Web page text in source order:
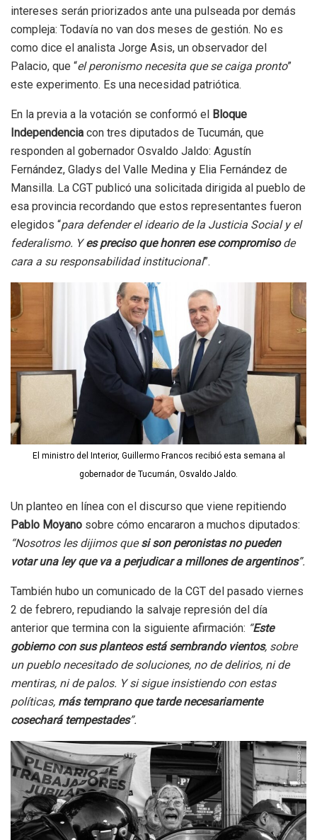
intereses serán priorizados ante una pulseada por demás
compleja: Todavía no van dos meses de gestión. No es
como dice el analista Jorge Asis, un observador del
Palacio, que “el peronismo necesita que se caiga pronto”
este experimento. Es una necesidad patriótica.
En la previa a la votación se conformó el Bloque
Independencia con tres diputados de Tucumán, que
responden al gobernador Osvaldo Jaldo: Agustín
Fernández, Gladys del Valle Medina y Elia Fernández de
Mansilla. La CGT publicó una solicitada dirigida al pueblo de
esa provincia recordando que estos representantes fueron
elegidos “para defender el ideario de la Justicia Social y el
federalismo. Yes preciso que honren ese compromisode
cara a su responsabilidad institucional”.
El ministro del Interior, Guillermo Francos recibió esta semana al
gobernador de Tucumán, Osvaldo Jaldo.
Un planteo en línea con el discurso que viene repitiendo
Pablo Moyano sobre cómo encararon a muchos diputados:
“Nosotros les dijimos quesi son peronistas no pueden
votar una ley que va a perjudicar a millones de argentinos”.
También hubo un comunicado de la CGT del pasado viernes
2 de febrero, repudiando la salvaje represión del día
anterior que termina con la siguiente afirmación: “Este
gobierno con sus planteos está sembrando vientos, sobre
un pueblo necesitado de soluciones, no de delirios, ni de
mentiras, ni de palos. Y si sigue insistiendo con estas
políticas, más temprano que tarde necesariamente
cosechará tempestades”.